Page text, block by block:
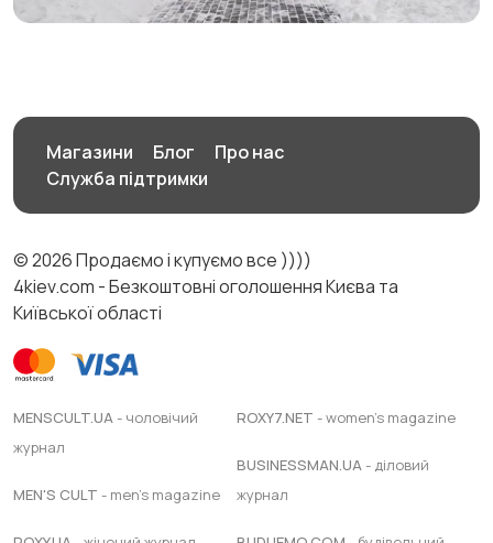
Магазини Блог
Про нас
Служба підтримки
© 2026 Продаємо і купуємо все ))))
4kiev.com - Безкоштовні оголошення Києва та
Київської області
MENSCULT.UA- чоловічий
журнал
MEN'S CULT - men's magazine
ROXY7.NET - women's magazine
BUSINESSMAN.UA- діловий
журнал